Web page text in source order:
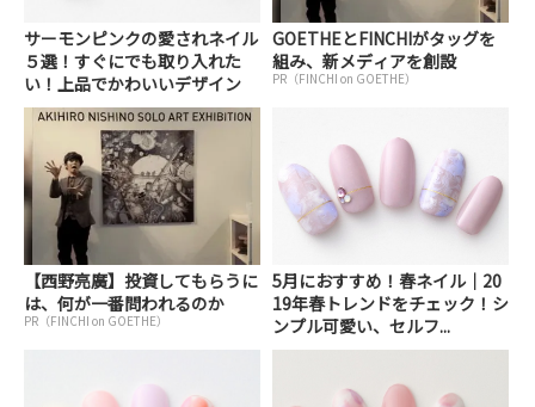
サーモンピンクの愛されネイル
５選！すぐにでも取り入れた
い！上品でかわいいデザイン
GOETHEとFINCHIがタッグを
組み、新メディアを創設
PR（FINCHI on GOETHE）
【西野亮廣】投資してもらうに
は、何が一番問われるのか
PR（FINCHI on GOETHE）
5月におすすめ！春ネイル｜20
19年春トレンドをチェック！シ
ンプル可愛い、セルフ...